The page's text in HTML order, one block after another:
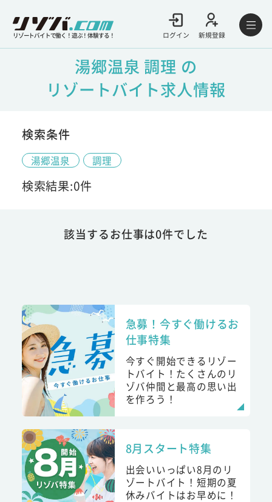
リゾートバイトで働く！遊ぶ！体験する！ ログイン 新規登録
湯郷温泉 調理 の
リゾートバイト求人情報
検索条件
湯郷温泉 調理
検索結果:0件
該当するお仕事は0件でした
急募！今すぐ働けるお
仕事特集
今すぐ開始できるリゾー
トバイト！たくさんのリ
ゾバ仲間と最高の思い出
を作ろう！
8月スタート特集
出会いいっぱい8月のリ
ゾートバイト！短期の夏
休みバイトはお早めに！